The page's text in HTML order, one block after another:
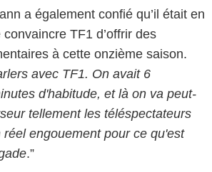
a également confié qu’il était en
convaincre TF1 d’offrir des
à cette onzième saison.
avec TF1. On avait 6
d'habitude, et là on va peut-
tellement les téléspectateurs
engouement pour ce qu'est
.”